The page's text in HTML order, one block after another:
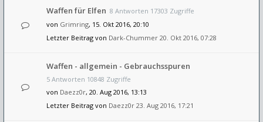
Waffen für Elfen 8 Antworten 17303 Zugriffe
von Grimring, 15. Okt 2016, 20:10
Letzter Beitrag von Dark-Chummer 20. Okt 2016, 07:28
Waffen - allgemein - Gebrauchsspuren
5 Antworten 10848 Zugriffe
von Daezz0r, 20. Aug 2016, 13:13
Letzter Beitrag von Daezz0r 23. Aug 2016, 17:21